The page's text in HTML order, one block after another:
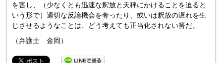
を害し、（少なくとも迅速な釈放と天秤にかけることを迫ると
いう形で）適切な反論機会を奪ったり、或いは釈放の遅れを生
じさせるようなことは、どう考えても正当化されない筈だ。
（弁護士 金岡）